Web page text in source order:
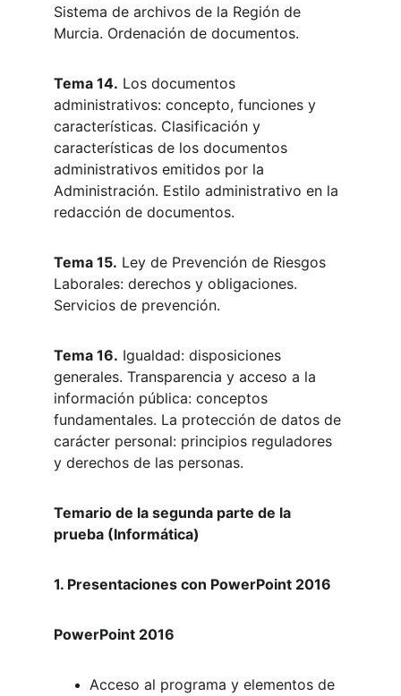
Sistema de archivos de la Región de
Murcia. Ordenación de documentos.
Tema 14. Los documentos
administrativos: concepto, funciones y
características. Clasificación y
características de los documentos
administrativos emitidos por la
Administración. Estilo administrativo en la
redacción de documentos.
Tema 15. Ley de Prevención de Riesgos
Laborales: derechos y obligaciones.
Servicios de prevención.
Tema 16. Igualdad: disposiciones
generales. Transparencia y acceso a la
información pública: conceptos
fundamentales. La protección de datos de
carácter personal: principios reguladores
y derechos de las personas.
Temario de la segunda parte de la
prueba (Informática)
1. Presentaciones con PowerPoint 2016
PowerPoint 2016
Acceso al programa y elementos de